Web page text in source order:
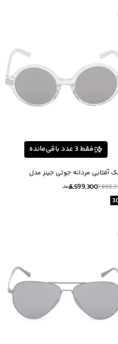
فقط3عدد باقی‌مانده
آفتابی مردانه جوتی جینز مدل
5,599,300تومانــ